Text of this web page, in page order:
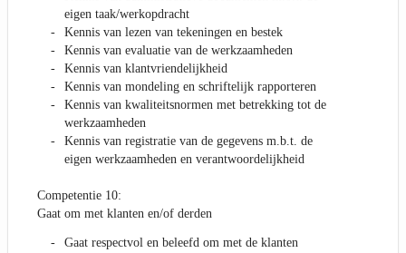
eigen taak/werkopdracht
Kennis van lezen van tekeningen en bestek
Kennis van evaluatie van de werkzaamheden
Kennis van klantvriendelijkheid
Kennis van mondeling en schriftelijk rapporteren
Kennis van kwaliteitsnormen met betrekking tot de
werkzaamheden
Kennis van registratie van de gegevens m.b.t. de
eigen werkzaamheden en verantwoordelijkheid
Competentie 10:
Gaat om met klanten en/of derden
Gaat respectvol en beleefd om met de klanten